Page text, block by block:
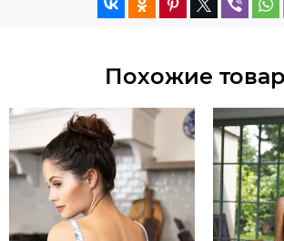
Похожие